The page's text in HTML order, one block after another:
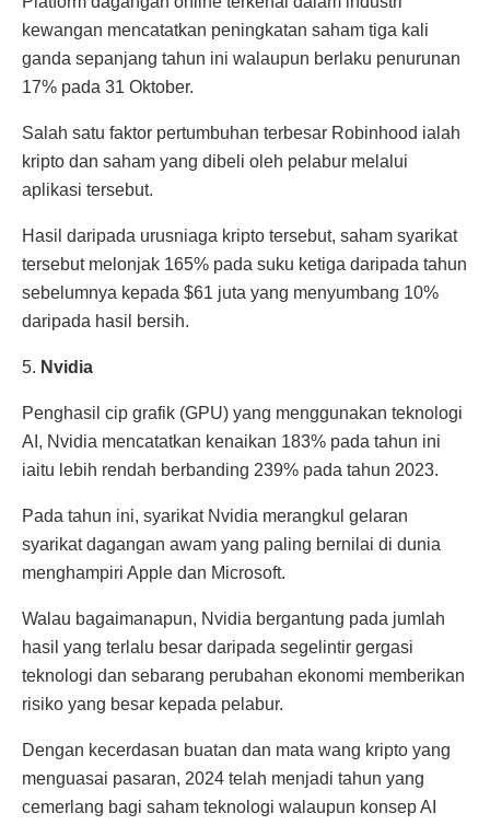
kewangan mencatatkan peningkatan saham tiga kali
ganda sepanjang tahun ini walaupun berlaku penurunan
17% pada 31 Oktober.
Salah satu faktor pertumbuhan terbesar Robinhood ialah
kripto dan saham yang dibeli oleh pelabur melalui
aplikasi tersebut.
Hasil daripada urusniaga kripto tersebut, saham syarikat
tersebut melonjak 165% pada suku ketiga daripada tahun
sebelumnya kepada $61 juta yang menyumbang 10%
daripada hasil bersih.
5. Nvidia
Penghasil cip grafik (GPU) yang menggunakan teknologi
AI, Nvidia mencatatkan kenaikan 183% pada tahun ini
iaitu lebih rendah berbanding 239% pada tahun 2023.
Pada tahun ini, syarikat Nvidia merangkul gelaran
syarikat dagangan awam yang paling bernilai di dunia
menghampiri Apple dan Microsoft.
Walau bagaimanapun, Nvidia bergantung pada jumlah
hasil yang terlalu besar daripada segelintir gergasi
teknologi dan sebarang perubahan ekonomi memberikan
risiko yang besar kepada pelabur.
Dengan kecerdasan buatan dan mata wang kripto yang
menguasai pasaran, 2024 telah menjadi tahun yang
cemerlang bagi saham teknologi walaupun konsep AI